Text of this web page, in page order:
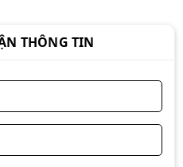
THÔNG TIN
Văn Phòng Cấu Hình